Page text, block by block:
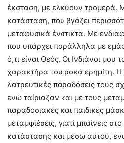
έκσταση, με ελκύουν τρομερά.
κατάσταση, που βγάζει
μεταφυσικά ένστικτα. Με
που υπάρχει παράλληλα με
ό,τι είναι Θεός. Οι Ινδιάνοι μου
χαρακτήρα του ροκά ερημίτη. Η
λατρευτικές παραδόσεις τους
ενώ ταίριαζαν και με τους
παραδοσιακές και παιδικές
μεταμφιέσεις, γιατί μπαίνεις
κατάστασης και μέσω αυτού,